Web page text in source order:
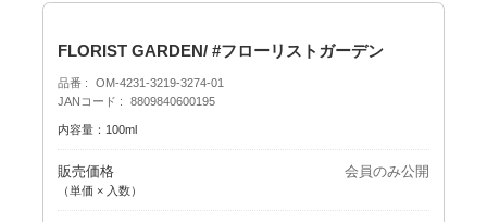
FLORIST GARDEN/ #フローリストガーデン
品番
OM-4231-3219-3274-01
JANコード
8809840600195
内容量：100ml
販売価格
（単価 × 入数）
会員のみ公開